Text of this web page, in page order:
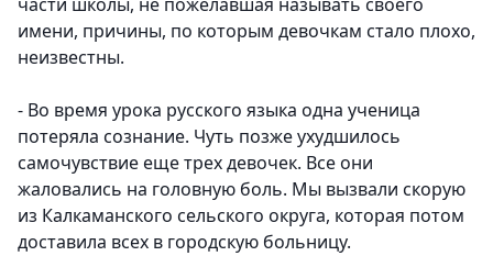
имени, причины, по которым девочкам стало плохо,
неизвестны.
- Во время урока русского языка одна ученица
потеряла сознание. Чуть позже ухудшилось
самочувствие еще трех девочек. Все они
жаловались на головную боль. Мы вызвали скорую
из Калкаманского сельского округа, которая потом
доставила всех в городскую больницу.